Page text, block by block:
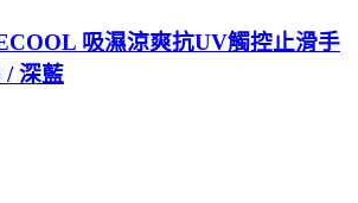
吸濕涼爽抗UV觸控止滑手
/ 深藍